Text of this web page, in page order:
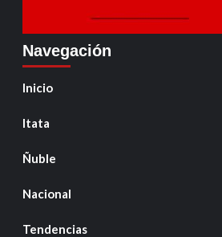
Navegación
Inicio
Itata
Ñuble
Nacional
Tendencias